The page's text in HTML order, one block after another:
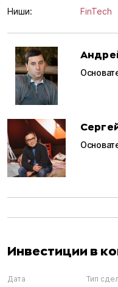
Ниши:
FinTech
Инвестиции в
Дата Тип